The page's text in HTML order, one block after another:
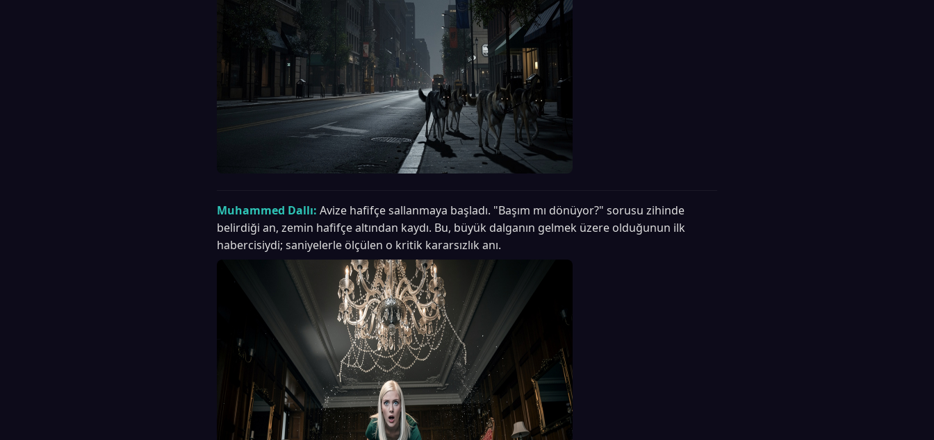
Muhammed Dallı: Avize hafifçe sallanmaya başladı. "Başım mı dönüyor?" sorusu zihinde
belirdiği an, zemin hafifçe altından kaydı. Bu, büyük dalganın gelmek üzere olduğunun ilk
habercisiydi; saniyelerle ölçülen o kritik kararsızlık anı.